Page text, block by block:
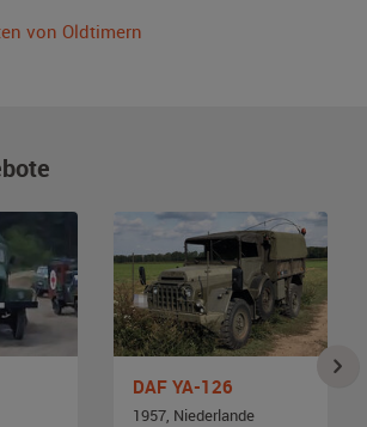
von Oldtimern
DAF YA-126
1957, Niederlande